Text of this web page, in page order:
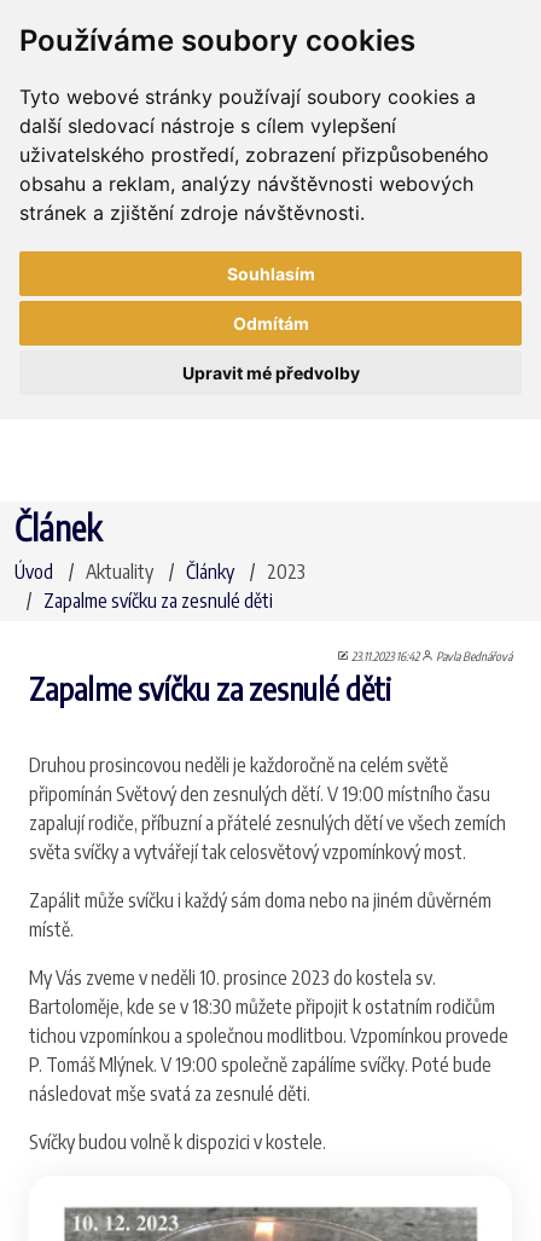
Používáme soubory cookies
Tyto webové stránky používají soubory cookies a
další sledovací nástroje s cílem vylepšení
uživatelského prostředí, zobrazení přizpůsobeného
obsahu a reklam, analýzy návštěvnosti webových
stránek a zjištění zdroje návštěvnosti.
Souhlasím
Odmítám
Upravit mé předvolby
Článek
Úvod Aktuality Články
2023
Zapalme svíčku za zesnulé děti
23.11.2023 16:42 Pavla Bednářová
Zapalme svíčku za zesnulé děti
Druhou prosincovou neděli je každoročně na celém světě
připomínán Světový den zesnulých dětí. V 19:00 místního času
zapalují rodiče, příbuzní a přátelé zesnulých dětí ve všech zemích
světa svíčky a vytvářejí tak celosvětový vzpomínkový most.
Zapálit může svíčku i každý sám doma nebo na jiném důvěrném
místě.
My Vás zveme v neděli 10. prosince 2023 do kostela sv.
Bartoloměje, kde se v 18:30 můžete připojit k ostatním rodičům
tichou vzpomínkou a společnou modlitbou. Vzpomínkou provede
P. Tomáš Mlýnek. V 19:00 společně zapálíme svíčky. Poté bude
následovat mše svatá za zesnulé děti.
Svíčky budou volně k dispozici v kostele.